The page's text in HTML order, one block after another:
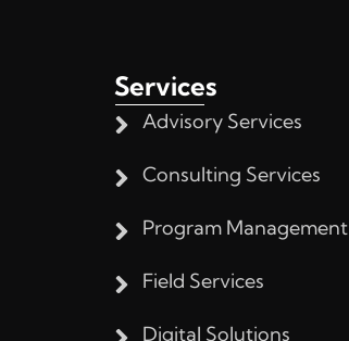
Services
Advisory Services
Consulting Services
Program Management
Field Services
Digital Solutions